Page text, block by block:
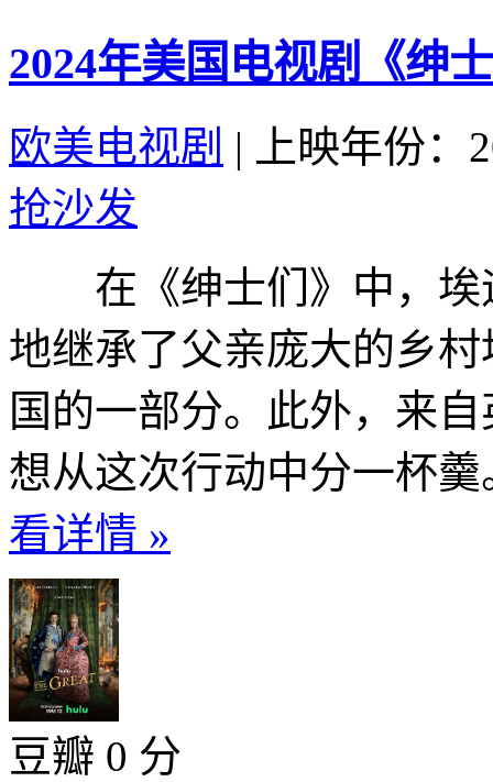
2024年美国电视剧《绅
欧美电视剧 |
上映年份：
抢沙发
在《绅士们》中，埃
地继承了父亲庞大的乡
国的一部分。此外，来
想从这次行动中分一杯
看详情 »
豆瓣 0 分